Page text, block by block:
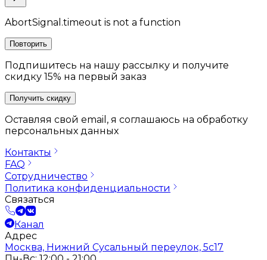
AbortSignal.timeout is not a function
Повторить
Подпишитесь на нашу рассылку и получите
скидку 15% на первый заказ
Получить скидку
Оставляя свой email, я соглашаюсь на обработку
персональных данных
Контакты
FAQ
Сотрудничество
Политика конфиденциальности
Связаться
Канал
Адрес
Москва, Нижний Сусальный переулок, 5с17